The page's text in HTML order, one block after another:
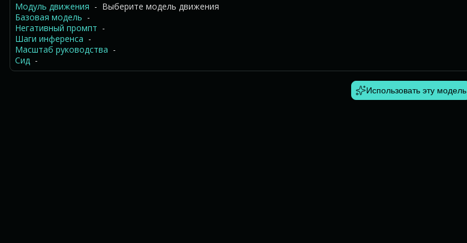
Модуль движения - Выберите модель движения
Базовая модель -
Негативный промпт -
Шаги инференса -
Масштаб руководства -
Сид -
Использовать эту модель